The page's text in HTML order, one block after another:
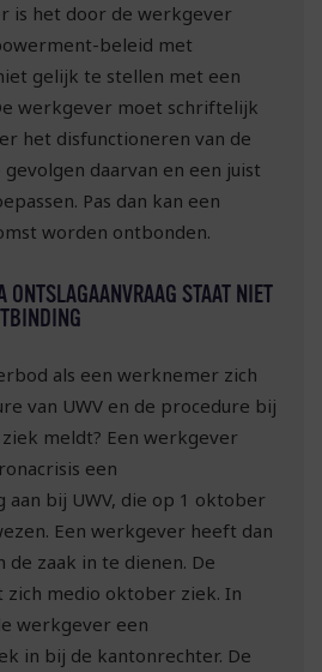
is het door de werkgever
beleid met
gelijk te stellen met een
werkgever moet schriftelijk
het disfunctioneren van de
daarvan en een juist
Pas dan kan een
worden ontbonden.
STAAT NIET
als een werknemer zich
van UWV en de procedure bij
meldt? Een werkgever
een
aan bij UWV, die op 1 oktober
Een werkgever heeft dan
de zaak in te dienen. De
medio oktober ziek. In
werkgever een
in bij de kantonrechter. De